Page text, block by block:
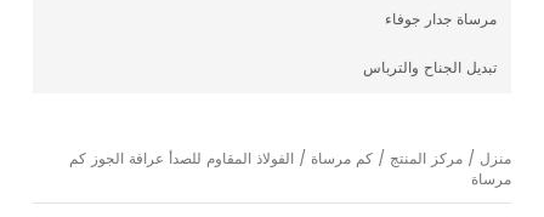
مرساة جدار جوفاء
تبديل الجناح والترباس
منزل/ مركز المنتج/ كم مرساة/ الفولاذ المقاوم للصدأ عرافة الجوز كم
مرساة